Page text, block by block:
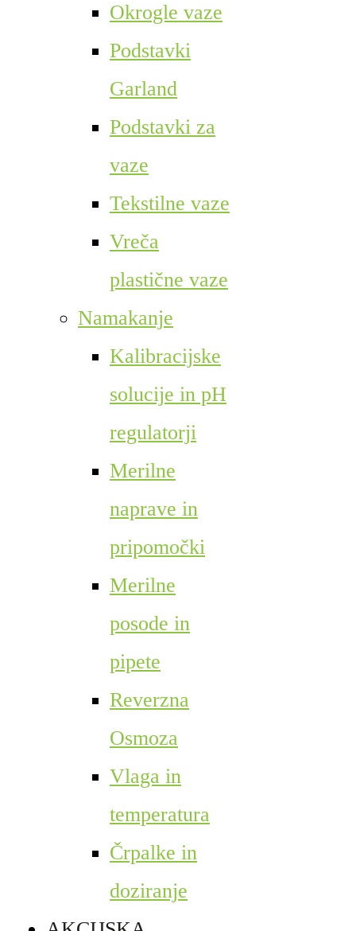
Okrogle vaze
Podstavki
Garland
Podstavki za
vaze
Tekstilne vaze
Vreča
plastične vaze
Namakanje
Kalibracijske
solucije in pH
regulatorji
Merilne
naprave in
pripomočki
Merilne
posode in
pipete
Reverzna
Osmoza
Vlaga in
temperatura
Črpalke in
doziranje